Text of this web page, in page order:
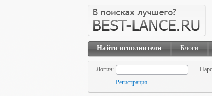
Найти исполнителя Блоги
Логин:
Регистрация